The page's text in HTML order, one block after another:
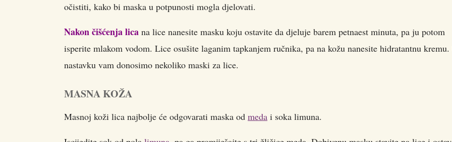
očistiti, kako bi maska u potpunosti mogla djelovati.
Nakon čišćenja lica na lice nanesite masku koju ostavite da djeluje barem petnaest minuta, pa ju potom
isperite mlakom vodom. Lice osušite laganim tapkanjem ručnika, pa na kožu nanesite hidratantnu
nastavku vam donosimo nekoliko maski za lice.
MASNA KOŽA
Masnoj koži lica najbolje će odgovarati maska od meda i soka limuna.